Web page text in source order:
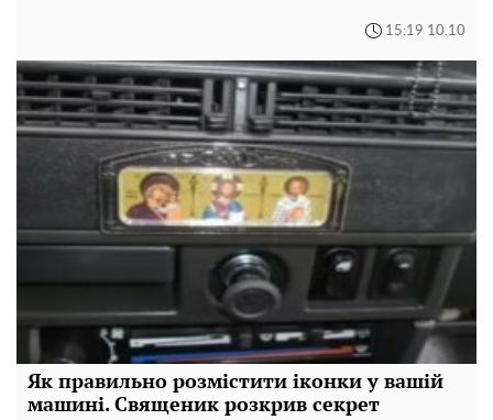
15:19 10.10
Як правильно розмістити іконки у вашій
машині. Священик розкрив секрет